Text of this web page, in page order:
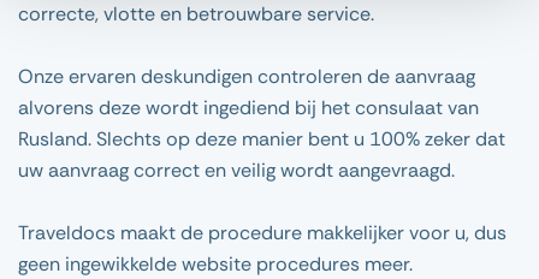
correcte, vlotte en betrouwbare service.
Onze ervaren deskundigen controleren de aanvraag
alvorens deze wordt ingediend bij het consulaat van
Rusland. Slechts op deze manier bent u 100% zeker dat
uw aanvraag correct en veilig wordt aangevraagd.
Traveldocs maakt de procedure makkelijker voor u, dus
geen ingewikkelde website procedures meer.